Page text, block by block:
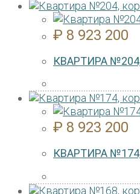
₽ 8 923 200
КВАРТИРА
₽ 8 923 200
КВАРТИРА